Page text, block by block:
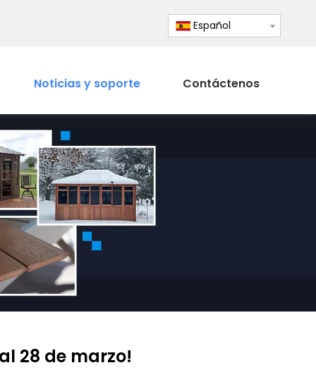
Español
Noticias y soporte Contáctenos
28 de marzo!